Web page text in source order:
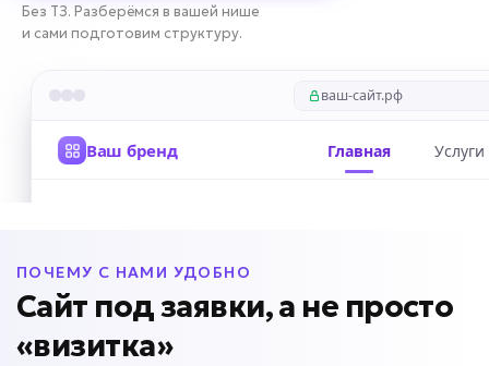
Без ТЗ. Разберёмся в вашей нише
и сами подготовим структуру.
ПОЧЕМУ С НАМИ УДОБНО
Сайт под заявки, а не просто
«визитка»